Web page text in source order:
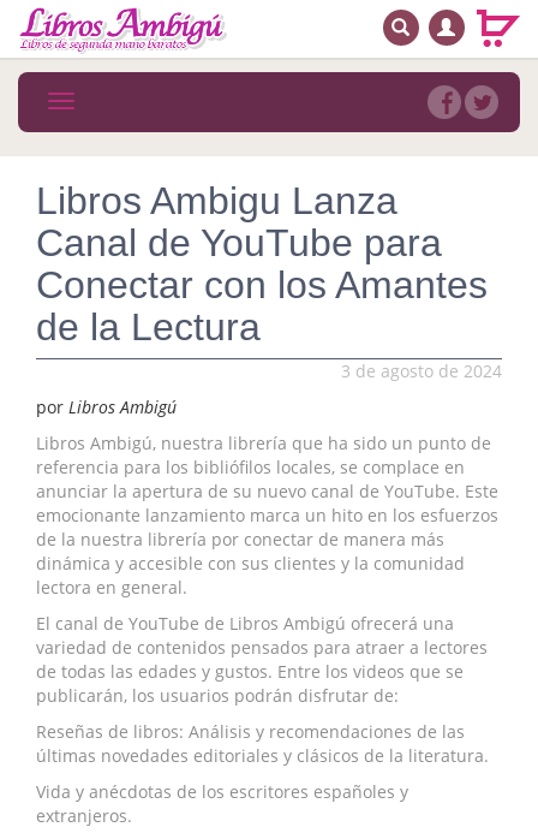
MENÚ PRINCIPAL
Novedades
MATERIAS
Arte
Astrología. Ocultismo
Autoayuda. Crecimiento personal
Biografía
Biografías
Ciencia ficción
Cine
Cocina
Cómic
Cuentos y relatos
BUSCAR
Toggle
navigation
Libros Ambigu Lanza
Canal de YouTube para
Conectar con los Amantes
de la Lectura
3 de agosto de 2024
por Libros Ambigú
Libros Ambigú, nuestra librería que ha sido un punto de
referencia para los bibliófilos locales, se complace en
anunciar la apertura de su nuevo canal de YouTube. Este
emocionante lanzamiento marca un hito en los esfuerzos
de la nuestra librería por conectar de manera más
dinámica y accesible con sus clientes y la comunidad
lectora en general.
El canal de YouTube de Libros Ambigú ofrecerá una
variedad de contenidos pensados para atraer a lectores
de todas las edades y gustos. Entre los videos que se
publicarán, los usuarios podrán disfrutar de:
Reseñas de libros: Análisis y recomendaciones de las
últimas novedades editoriales y clásicos de la literatura.
Vida y anécdotas de los escritores españoles y
extranjeros.